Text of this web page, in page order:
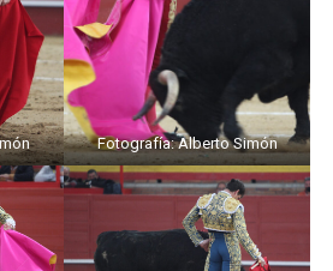
Fotografía: Alberto Simón